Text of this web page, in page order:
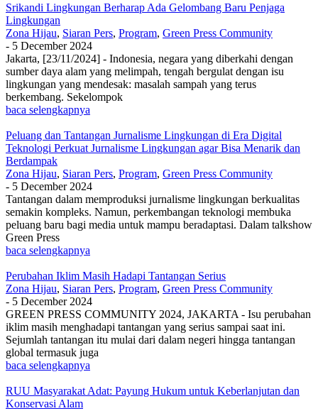
Srikandi Lingkungan Berharap Ada Gelombang Baru Penjaga
Lingkungan
Zona Hijau, Siaran Pers, Program, Green Press Community
- 5 December 2024
Jakarta, [23/11/2024] - Indonesia, negara yang diberkahi dengan
sumber daya alam yang melimpah, tengah bergulat dengan isu
lingkungan yang mendesak: masalah sampah yang terus
berkembang. Sekelompok
baca selengkapnya
Peluang dan Tantangan Jurnalisme Lingkungan di Era Digital
Teknologi Perkuat Jurnalisme Lingkungan agar Bisa Menarik dan
Berdampak
Zona Hijau, Siaran Pers, Program, Green Press Community
- 5 December 2024
Tantangan dalam memproduksi jurnalisme lingkungan berkualitas
semakin kompleks. Namun, perkembangan teknologi membuka
peluang baru bagi media untuk mampu beradaptasi. Dalam talkshow
Green Press
baca selengkapnya
Perubahan Iklim Masih Hadapi Tantangan Serius
Zona Hijau, Siaran Pers, Program, Green Press Community
- 5 December 2024
GREEN PRESS COMMUNITY 2024, JAKARTA - Isu perubahan
iklim masih menghadapi tantangan yang serius sampai saat ini.
Sejumlah tantangan itu mulai dari dalam negeri hingga tantangan
global termasuk juga
baca selengkapnya
RUU Masyarakat Adat: Payung Hukum untuk Keberlanjutan dan
Konservasi Alam